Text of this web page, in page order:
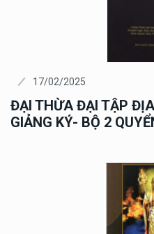
17/02/2025
ĐẠI THỪA ĐẠI TẬP
GIẢNG KÝ- BỘ 2